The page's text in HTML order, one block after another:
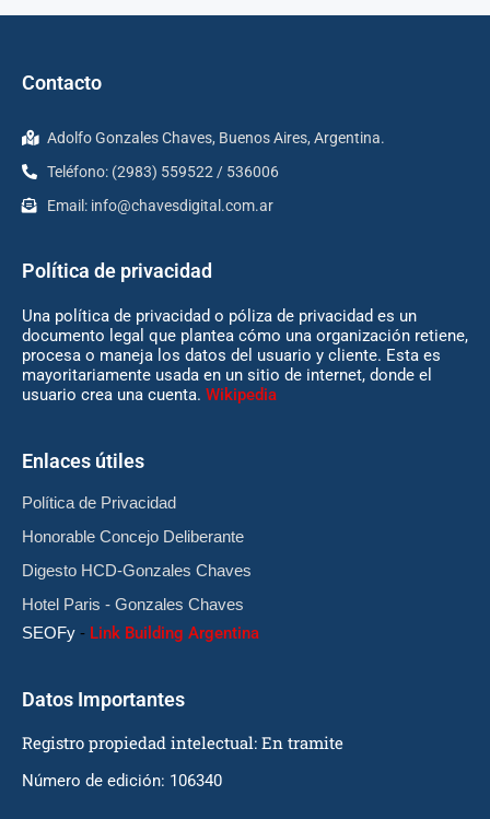
Contacto
Adolfo Gonzales Chaves, Buenos Aires, Argentina.
Teléfono: (2983) 559522 / 536006
Email: info@chavesdigital.com.ar
Política de privacidad
Una política de privacidad o póliza de privacidad es un
documento legal que plantea cómo una organización retiene,
procesa o maneja los datos del usuario y cliente. Esta es
mayoritariamente usada en un sitio de internet, donde el
usuario crea una cuenta. Wikipedia
Enlaces útiles
Política de Privacidad
Honorable Concejo Deliberante
Digesto HCD-Gonzales Chaves
Hotel Paris - Gonzales Chaves
SEOFy - Link Building Argentina
Datos Importantes
Registro propiedad intelectual: En tramite
Número de edición: 106340